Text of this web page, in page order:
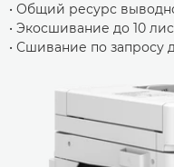
• Общий ресурс
• Экосшивание до 10
• Сшивание по запросу